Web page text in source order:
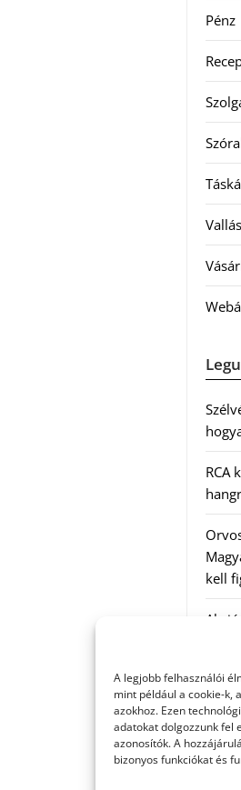
A legjobb felhasználói
mint például a cookie-k,
azokhoz. Ezen
adatokat dolgozzunk fel
azonosítók. A
bizonyos funkciókat és
Pénz
Vallás
RCA
kell
A